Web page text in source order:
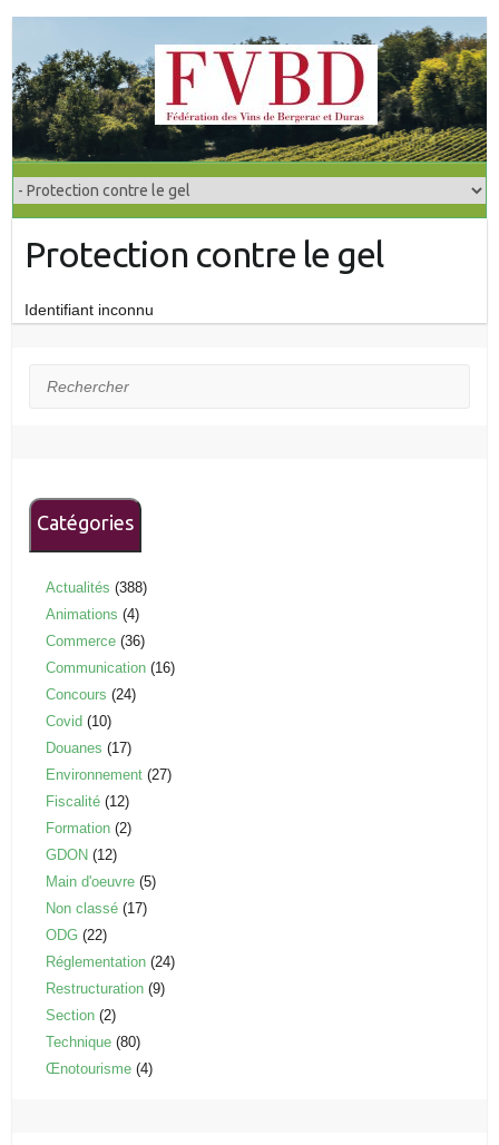
Protection contre le gel
Identifiant inconnu
Rechercher
Catégories
Actualités (388)
Animations (4)
Commerce (36)
Communication (16)
Concours (24)
Covid (10)
Douanes (17)
Environnement (27)
Fiscalité (12)
Formation (2)
GDON (12)
Main d'oeuvre (5)
Non classé (17)
ODG (22)
Réglementation (24)
Restructuration (9)
Section (2)
Technique (80)
Œnotourisme (4)